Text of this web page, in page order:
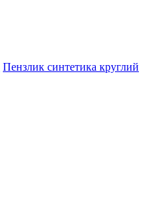
Пензлик синтетика круглий